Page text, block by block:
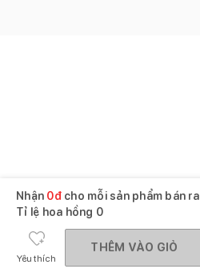
Nhận 0đcho mỗi sản phẩm bán ra
Tỉ lệ hoa hồng 0
Yêu thích
THÊM VÀO GIỎ